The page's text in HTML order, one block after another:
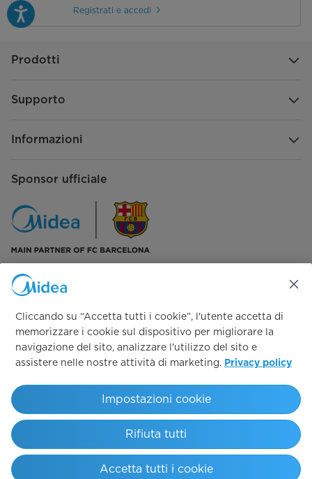
Registrati e accedi
Prodotti
Supporto
Informazioni
Sponsor ufficiale
Seguici su:
Copyright 2026 Copyright Midea. All rights reserved.
Codice Etico & Modello 231 T&C Garanzia Convenzionale
Privacy Policy SupportoPrivacy PolicyCookie policyWhistleblowing
Preferenze Cookie
Cliccando su “Accetta tutti i cookie”, l'utente accetta di
memorizzare i cookie sul dispositivo per migliorare la
navigazione del sito, analizzare l'utilizzo del sito e
assistere nelle nostre attività di marketing. Privacy policy
Rifiuta tutti
Accetta tutti i cookie
Impostazioni cookie